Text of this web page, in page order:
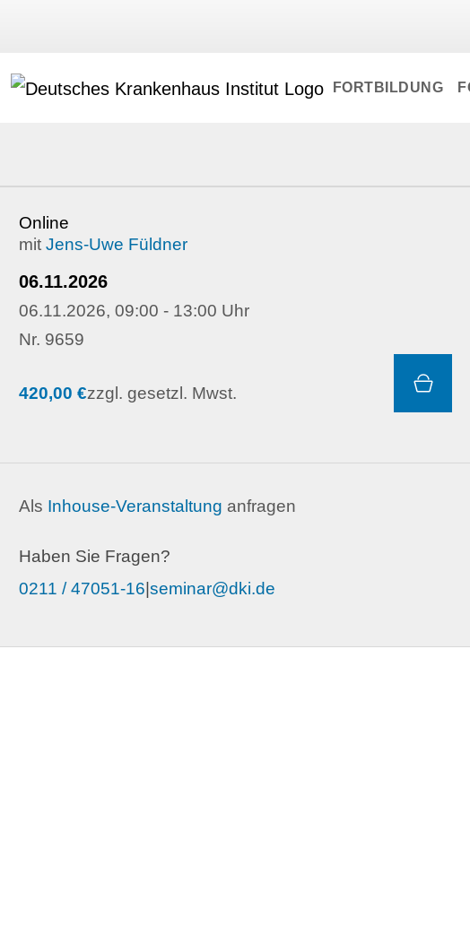
FORTBILDUNG
Online
mit Jens-Uwe Füldner
06.11.2026
06.11.2026, 09:00 - 13:00 Uhr
Nr. 9659
420,00 €zzgl. gesetzl. Mwst.
Als Inhouse-Veranstaltung anfragen
Haben Sie Fragen?
0211 / 47051-16|seminar@dki.de